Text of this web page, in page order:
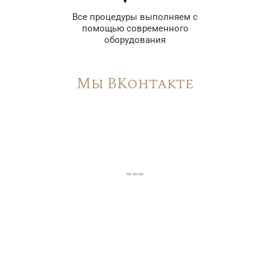
Все процедуры выполняем с
помощью современного
оборудования
Мы ВКонтакте